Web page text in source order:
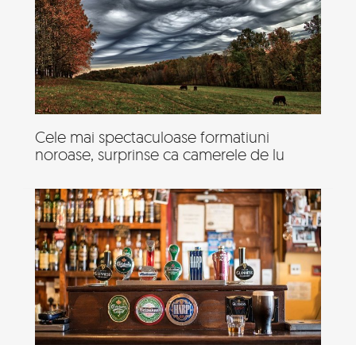
Cele mai spectaculoase formatiuni
noroase, surprinse ca camerele de lu